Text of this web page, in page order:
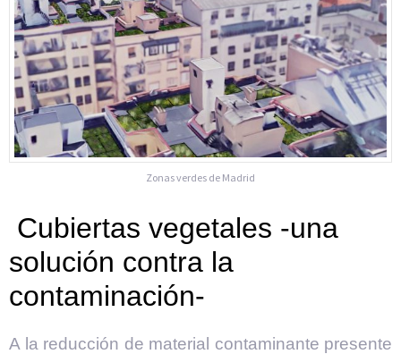
Zonas verdes de Madrid
Cubiertas vegetales -una
solución contra la
contaminación-
A la reducción de material contaminante presente